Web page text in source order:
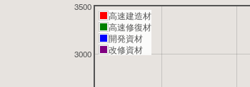
3000
3500
高速建造材
高速修復材
開発資材
改修資材